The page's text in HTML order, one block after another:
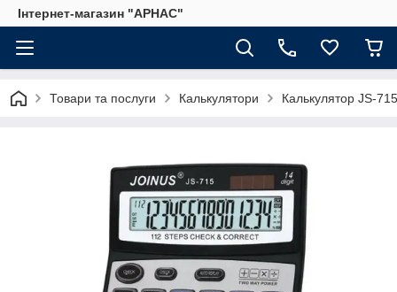
Інтернет-магазин "АРНАС"
Товари та послуги Калькулятори Калькулятор JS-715